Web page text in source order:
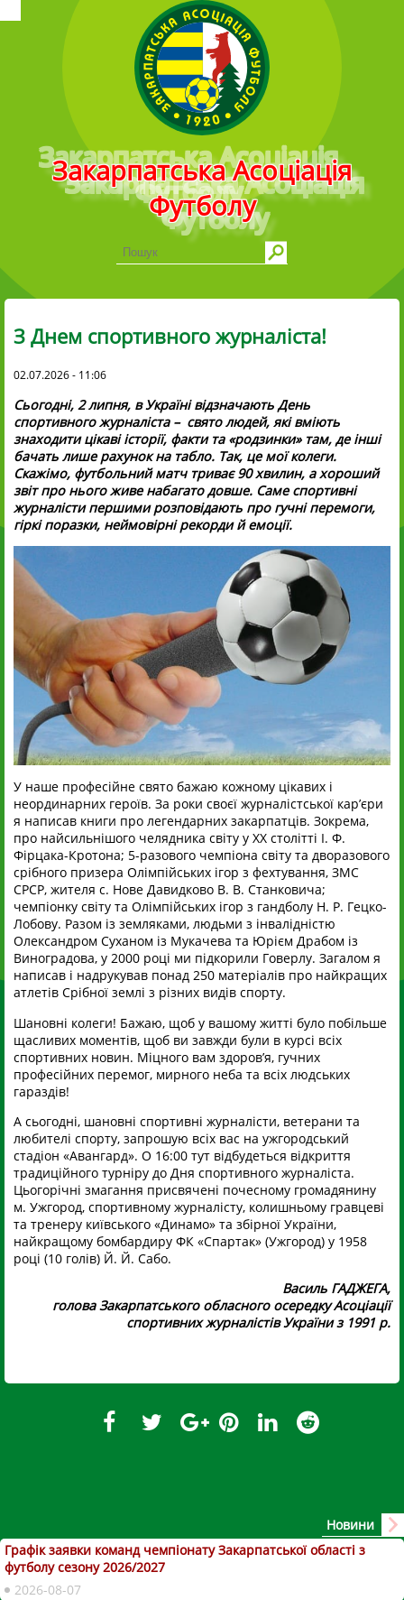
Головне меню
Закарпатська Асоціація
Футболу
З Днем спортивного журналіста!
02.07.2026 - 11:06
Сьогодні, 2 липня, в Україні відзначають День
спортивного журналіста – свято людей, які вміють
знаходити цікаві історії, факти та «родзинки» там, де інші
бачать лише рахунок на табло. Так, це мої колеги.
Скажімо, футбольний матч триває 90 хвилин, а хороший
звіт про нього живе набагато довше. Саме спортивні
журналісти першими розповідають про гучні перемоги,
гіркі поразки, неймовірні рекорди й емоції.
У наше професійне свято бажаю кожному цікавих і
неординарних героїв. За роки своєї журналістської кар’єри
я написав книги про легендарних закарпатців. Зокрема,
про найсильнішого челядника світу у ХХ столітті І. Ф.
Фірцака-Кротона; 5-разового чемпіона світу та дворазового
срібного призера Олімпійських ігор з фехтування, ЗМС
СРСР, жителя с. Нове Давидково В. В. Станковича;
чемпіонку світу та Олімпійських ігор з гандболу Н. Р. Гецко-
Лобову. Разом із земляками, людьми з інвалідністю
Олександром Суханом із Мукачева та Юрієм Драбом із
Виноградова, у 2000 році ми підкорили Говерлу. Загалом я
написав і надрукував понад 250 матеріалів про найкращих
атлетів Срібної землі з різних видів спорту.
Шановні колеги! Бажаю, щоб у вашому житті було побільше
щасливих моментів, щоб ви завжди були в курсі всіх
спортивних новин. Міцного вам здоров’я, гучних
професійних перемог, мирного неба та всіх людських
гараздів!
А сьогодні, шановні спортивні журналісти, ветерани та
любителі спорту, запрошую всіх вас на ужгородський
стадіон «Авангард». О 16:00 тут відбудеться відкриття
традиційного турніру до Дня спортивного журналіста.
Цьогорічні змагання присвячені почесному громадянину
м. Ужгород, спортивному журналісту, колишньому гравцеві
та тренеру київського «Динамо» та збірної України,
найкращому бомбардиру ФК «Спартак» (Ужгород) у 1958
році (10 голів) Й. Й. Сабо.
Василь ГАДЖЕГА,
голова Закарпатського обласного осередку Асоціації
спортивних журналістів України з 1991 р.
Новини
Графік заявки команд чемпіонату Закарпатської області з
футболу сезону 2026/2027
2026-08-07